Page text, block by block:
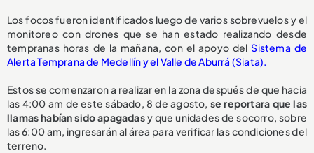
Los focos fueron identificados luego de varios sobrevuelos y el
monitoreo con drones que se han estado realizando desde
tempranas horas de la mañana, con el apoyo delSistema de
Alerta Temprana de Medellín y el Valle de Aburrá (Siata).
Estos se comenzaron a realizar en la zona después de que hacia
las 4:00 am de este sábado, 8 de agosto, se reportara que las
llamas habían sido apagadasy que unidades de socorro, sobre
las 6:00 am, ingresarán al área para verificar las condiciones del
terreno.